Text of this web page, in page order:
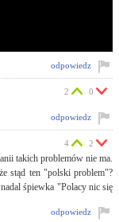
odpowiedz
2 0
odpowiedz
takich problemów nie ma.
stąd ten "polski problem"?
śpiewka "Polacy nic się
4 2
odpowiedz